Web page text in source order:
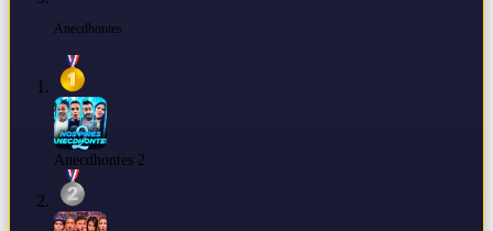
Anecdhontes
Anecdhontes 2